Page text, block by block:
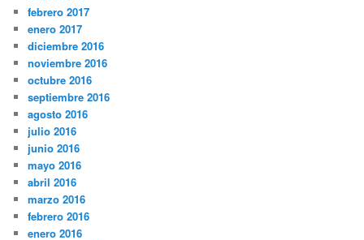
febrero 2017
enero 2017
diciembre 2016
noviembre 2016
octubre 2016
septiembre 2016
agosto 2016
julio 2016
junio 2016
mayo 2016
abril 2016
marzo 2016
febrero 2016
enero 2016